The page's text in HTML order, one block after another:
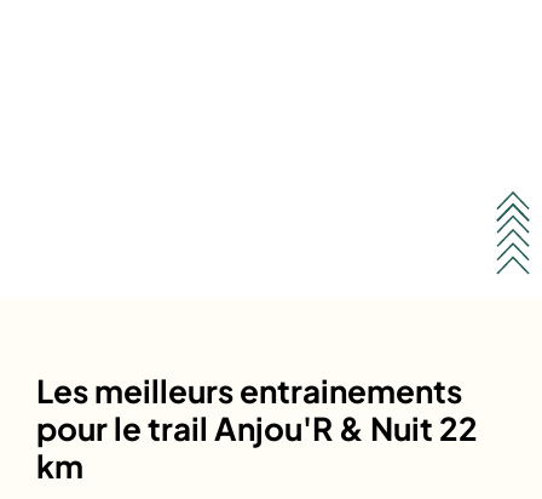
Les meilleurs entrainements
pour le trail Anjou'R & Nuit 22
km